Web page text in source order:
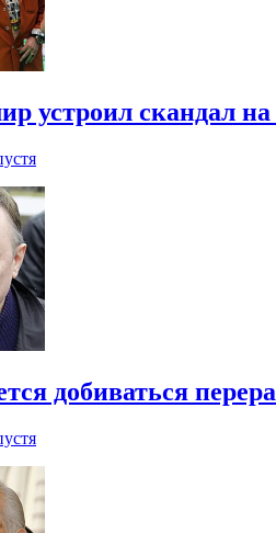
устроил скандал
добиваться